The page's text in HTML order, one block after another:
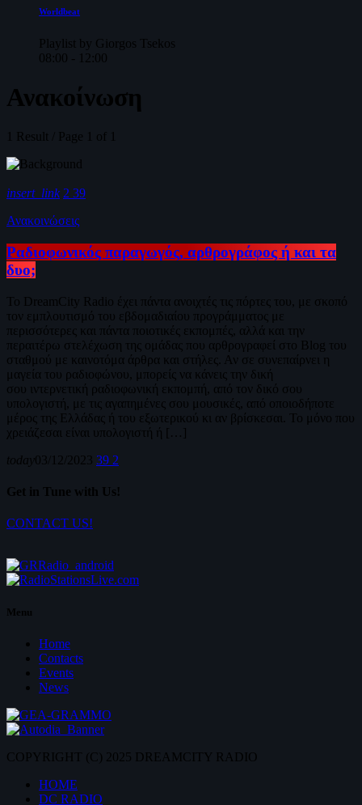
Worldbeat
Playlist by Giorgos Tsekos
08:00 - 12:00
Ανακοίνωση
1 Result / Page 1 of 1
insert_link 2 39
Ανακοινώσεις
Ραδιοφωνικός παραγωγός, αρθρογράφος ή και τα
δυο;
Το DreamCity Radio έχει πάντα ανοιχτές τις πόρτες του, με σκοπό
τον εμπλουτισμό του εβδομαδιαίου προγράμματος με
περισσότερες και πάντα ποιοτικές εκπομπές, αλλά και την
περαιτέρω στελέχωση της ομάδας που αρθρογραφεί στο Blog του
σταθμού με καινοτόμα άρθρα και στήλες. Αν σε συνεπαίρνει η
μαγεία του ραδιοφώνου, μπορείς να κάνεις την δική
σου ιντερνετική ραδιοφωνική εκπομπή, από τον δικό σου
υπολογιστή, με τις αγαπημένες σου μουσικές, από οποιοδήποτε
μέρος της Ελλάδας ή του εξωτερικού κι αν βρίσκεσαι. Το μόνο που
χρειάζεσαι είναι υπολογιστή ή […]
today03/12/2023 39 2
Get in Tune with Us!
CONTACT US!
Menu
Home
Contacts
Events
News
COPYRIGHT (C) 2025 DREAMCITY RADIO
HOME
DC RADIO